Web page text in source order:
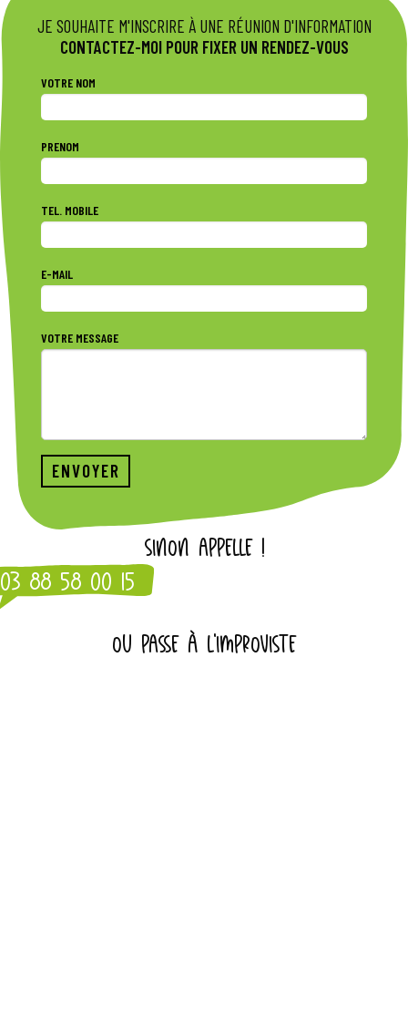
vidéo quoi
JE SOUHAITE M'INSCRIRE À UNE RÉUNION D'INFORMATION
CONTACTEZ-MOI POUR FIXER UN RENDEZ-VOUS
VOTRE NOM
PRENOM
TEL. MOBILE
E-MAIL
VOTRE MESSAGE
SINON APPELLE !
03 88 58 00 15
OU PASSE À L'IMPROVISTE